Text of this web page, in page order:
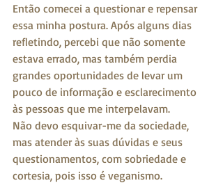
Então comecei a questionar e repensar
essa minha postura. Após alguns dias
refletindo, percebi que não somente
estava errado, mas também perdia
grandes oportunidades de levar um
pouco de informação e esclarecimento
às pessoas que me interpelavam.
Não devo esquivar-me da sociedade,
mas atender às suas dúvidas e seus
questionamentos, com sobriedade e
cortesia, pois isso é veganismo.